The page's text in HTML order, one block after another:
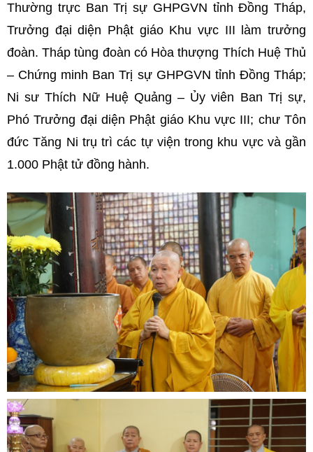
Thường trực Ban Trị sự GHPGVN tỉnh Đồng Tháp,
Trưởng đại diện Phật giáo Khu vực III làm trưởng
đoàn. Tháp tùng đoàn có Hòa thượng Thích Huệ Thủ
– Chứng minh Ban Trị sự GHPGVN tỉnh Đồng Tháp;
Ni sư Thích Nữ Huệ Quảng – Ủy viên Ban Trị sự,
Phó Trưởng đại diện Phật giáo Khu vực III; chư Tôn
đức Tăng Ni trụ trì các tự viện trong khu vực và gần
1.000 Phật tử đồng hành.